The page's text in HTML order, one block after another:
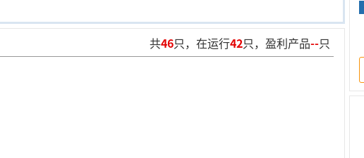
共46只，在运行42只，盈利产品--只